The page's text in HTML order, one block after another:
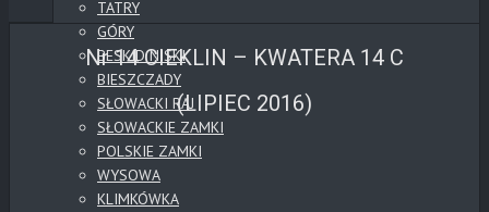
TATRY
GÓRY
BESKID NISKI
BIESZCZADY
SŁOWACKI RAJ
SŁOWACKIE ZAMKI
POLSKIE ZAMKI
WYSOWA
KLIMKÓWKA
Nr 14 CIEKLIN – KWATERA 14 C
(LIPIEC 2016)